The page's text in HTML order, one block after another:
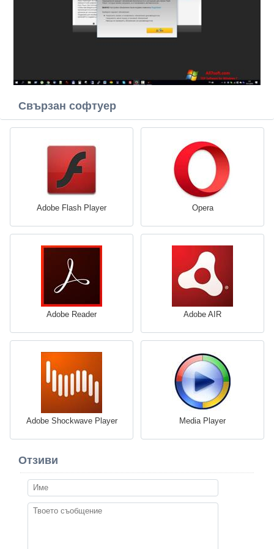
Свързан софтуер
Adobe Flash Player Opera
Adobe Reader Adobe AIR
Adobe Shockwave Player Media Player
Отзиви